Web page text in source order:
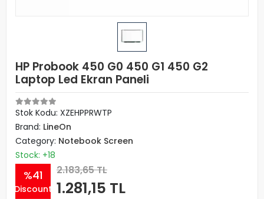
HP Probook 450 G0 450 G1 450 G2
Laptop Led Ekran Paneli
Stok Kodu: XZEHPPRWTP
Brand: LineOn
Category: Notebook Screen
Stock: +18
%41
Discount
2.183,65 TL
1.281,15 TL